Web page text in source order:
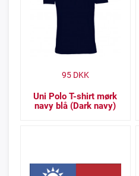
Uni Polo T-shirt mørk
navy blå (Dark navy)
95DKK